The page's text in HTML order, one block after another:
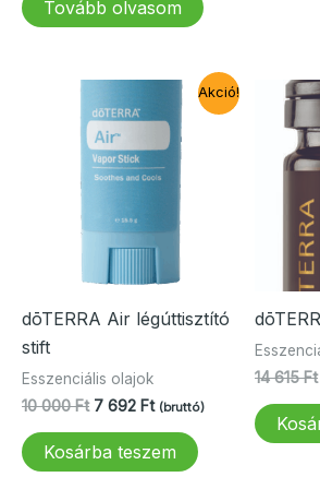
17
15
Tovább olvasom
Akció!
dōTERRA Air légúttisztító
stift
Esszenciális olajok
10 000Ft Original
was:
10
7 692 FtCurrent
7
(bruttó)
Kosárba teszem
14 615Ft